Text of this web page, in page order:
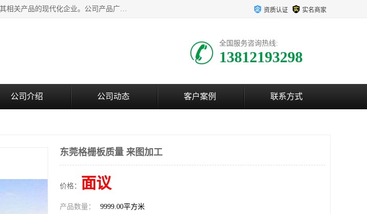
无锡昌鸿钢格板有限公司是专业生产和销售各类镀锌钢格板、镀锌钢格栅、不锈钢钢格及其相关产品的现代化企业。公司产品广泛运用于石油、化工、港口、电力、运输、造纸、医药、钢铁、食品、市政、房地产、制造业等各个领域。 资质认证 实名商家
全国服务咨询热线:
13812193298
公司介绍 公司动态 客户案例 联系方式
东莞格栅板质量 来图加工
价格： 面议
产品数量： 9999.00平方米